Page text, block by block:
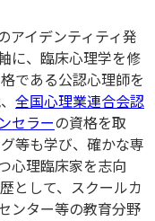
アイデンティティ発
に、臨床心理学を修
である公認心理師を
全国心理業連合会認
セラーの資格を取
等も学び、確かな専
心理臨床家を志向
として、スクールカ
ンター等の教育分野